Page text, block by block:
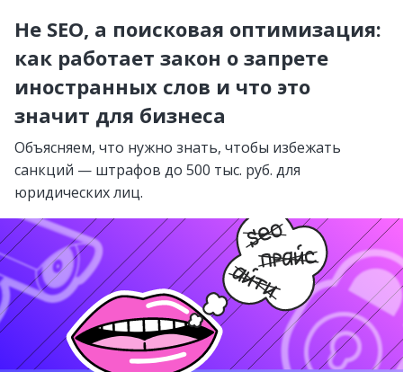
Не SEO, а поисковая оптимизация:
как работает закон о запрете
иностранных слов и что это
значит для бизнеса
Объясняем, что нужно знать, чтобы избежать
санкций — штрафов до 500 тыс. руб. для
юридических лиц.